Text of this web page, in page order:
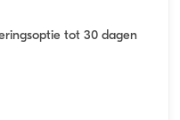
tot 30 dagen